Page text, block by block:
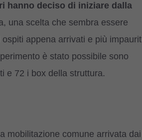
hanno deciso di iniziare dalla
una scelta che sembra essere
appena arrivati e più
è stato possibile sono
e 72 i box della struttura.
mobilitazione comune arrivata dai